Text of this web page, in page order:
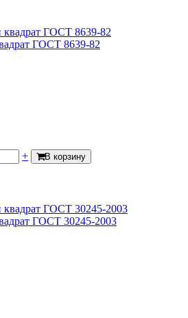
ГОСТ 8639-82
+ В корзину
ГОСТ 30245-2003